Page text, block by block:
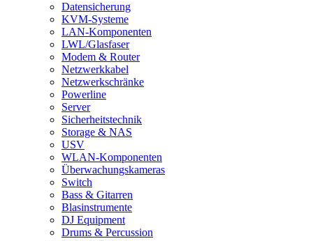
Datensicherung
KVM-Systeme
LAN-Komponenten
LWL/Glasfaser
Modem & Router
Netzwerkkabel
Netzwerkschränke
Powerline
Server
Sicherheitstechnik
Storage & NAS
USV
WLAN-Komponenten
Überwachungskameras
Switch
Bass & Gitarren
Blasinstrumente
DJ Equipment
Drums & Percussion